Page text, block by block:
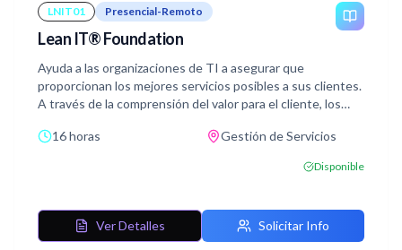
LNIT01 Presencial-Remoto
Lean IT® Foundation
Ayuda a las organizaciones de TI a asegurar que
proporcionan los mejores servicios posibles a sus clientes.
A través de la comprensión del valor para el cliente, los
el rendimiento, la manera de organizar, la actitud necesaria,
reciben soporte para desarrollar un modo de pensamiento
16 horas Gestión de Servicios
Disponible
Ver Detalles Solicitar Info